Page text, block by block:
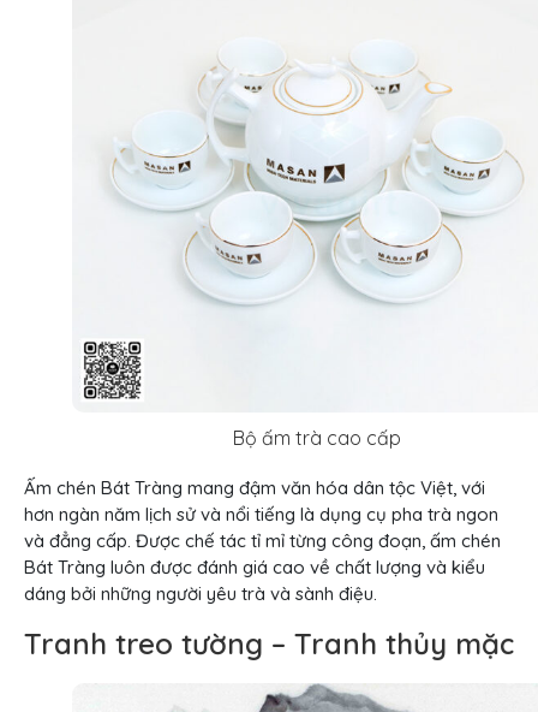
Bộ ấm trà cao cấp
Ấm chén Bát Tràng mang đậm văn hóa dân tộc Việt, với
hơn ngàn năm lịch sử và nổi tiếng là dụng cụ pha trà ngon
và đẳng cấp. Được chế tác tỉ mỉ từng công đoạn, ấm chén
Bát Tràng luôn được đánh giá cao về chất lượng và kiểu
dáng bởi những người yêu trà và sành điệu.
Tranh treo tường – Tranh thủy mặc